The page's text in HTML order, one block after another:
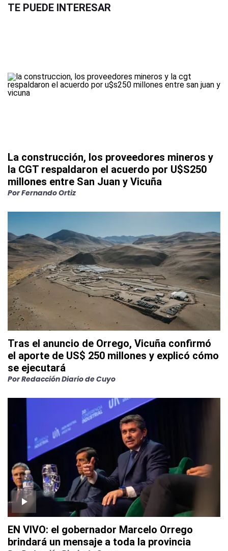
TE PUEDE INTERESAR
La construcción, los proveedores mineros y
la CGT respaldaron el acuerdo por U$S250
millones entre San Juan y Vicuña
PorFernando Ortiz
Tras el anuncio de Orrego, Vicuña confirmó
el aporte de US$ 250 millones y explicó cómo
se ejecutará
PorRedacción Diario de Cuyo
EN VIVO: el gobernador Marcelo Orrego
brindará un mensaje a toda la provincia